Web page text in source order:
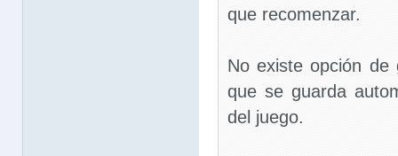
que recomenzar.
No existe opción de
que se guarda
del juego.